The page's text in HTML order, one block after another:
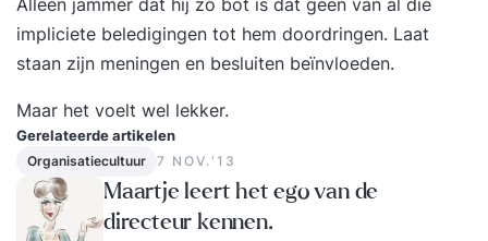
waarschijnlijk nét iets anders nodig dan een
ander. Vraagstukken die we in de training
beantwoorden zijn bijvoorbeeld: Hoe zorg ik
team? Hoe ga ik om met weerstand en conflicten
binnen het team? Hoe zorg ik voor een gevoel
van controle en rust bij mezelf? En hoe zorg ik
ervoor dat we met zijn allen op één lijn blijven
impliciete beledigingen tot hem doordringen. Laat
staan zijn meningen en besluiten beïnvloeden.
Maar het voelt wel lekker.
Gerelateerde artikelen
Organisatiecultuur 7 NOV.‘13
Maartje leert het ego van de
directeur kennen.